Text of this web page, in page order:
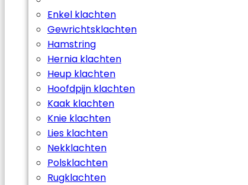
Enkel klachten
Gewrichtsklachten
Hamstring
Hernia klachten
Heup klachten
Hoofdpijn klachten
Kaak klachten
Knie klachten
Lies klachten
Nekklachten
Polsklachten
Rugklachten